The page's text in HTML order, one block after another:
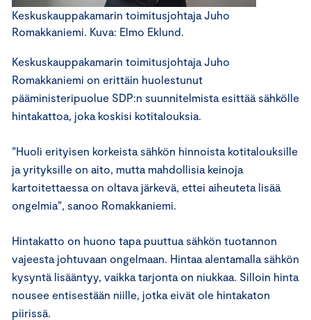
Keskuskauppakamarin toimitusjohtaja Juho
Romakkaniemi. Kuva: Elmo Eklund.
Keskuskauppakamarin toimitusjohtaja Juho
Romakkaniemi on erittäin huolestunut
pääministeripuolue SDP:n suunnitelmista esittää sähkölle
hintakattoa, joka koskisi kotitalouksia.
”Huoli erityisen korkeista sähkön hinnoista kotitalouksille
ja yrityksille on aito, mutta mahdollisia keinoja
kartoitettaessa on oltava järkevä, ettei aiheuteta lisää
ongelmia”, sanoo Romakkaniemi.
Hintakatto on huono tapa puuttua sähkön tuotannon
vajeesta johtuvaan ongelmaan. Hintaa alentamalla sähkön
kysyntä lisääntyy, vaikka tarjonta on niukkaa. Silloin hinta
nousee entisestään niille, jotka eivät ole hintakaton
piirissä.